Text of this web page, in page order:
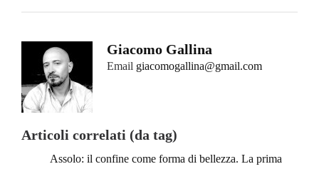
Giacomo Gallina
Email giacomogallina@gmail.com
Articoli correlati (da tag)
Assolo: il confine come forma di bellezza. La prima